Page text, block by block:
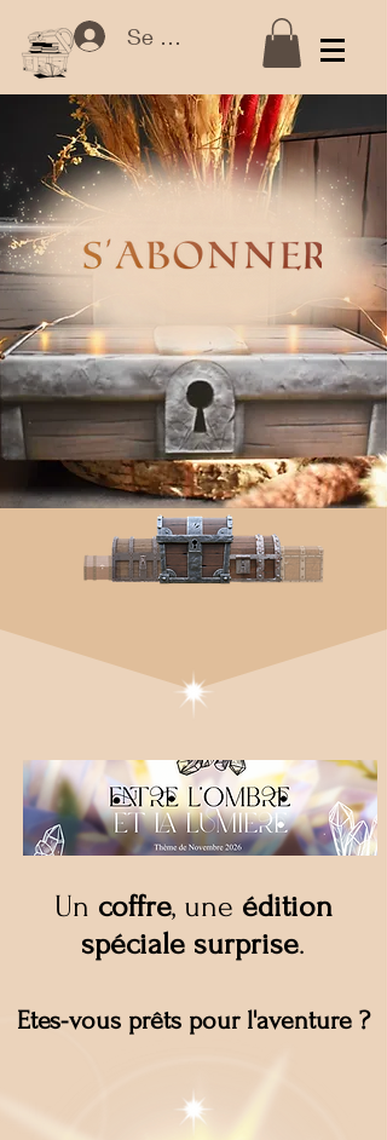
Se connecter
Un coffre, une édition
spéciale surprise.
Etes-vous prêts pour l'aventure?